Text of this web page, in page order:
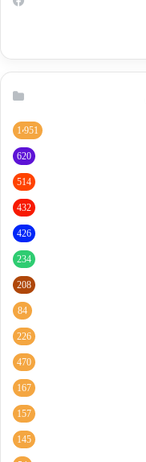
1٬951
620
514
432
426
234
208
84
226
470
167
157
145